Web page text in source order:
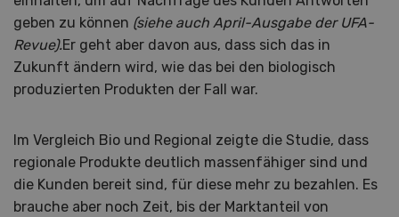
geben zu können (siehe auch April-Ausgabe der UFA-
Revue).Er geht aber davon aus, dass sich das in
Zukunft ändern wird, wie das bei den biologisch
produzierten Produkten der Fall war.
Im Vergleich Bio und Regional zeigte die Studie, dass
regionale Produkte deutlich massenfähiger sind und
die Kunden bereit sind, für diese mehr zu bezahlen. Es
brauche aber noch Zeit, bis der Marktanteil von